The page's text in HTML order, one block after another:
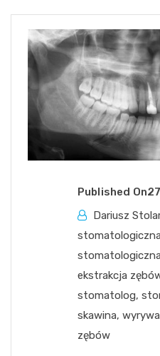
Published On
Dariusz
stomatologiczna
stomatologiczna
ekstrakcja
stomatolog,
skawina,
zębów